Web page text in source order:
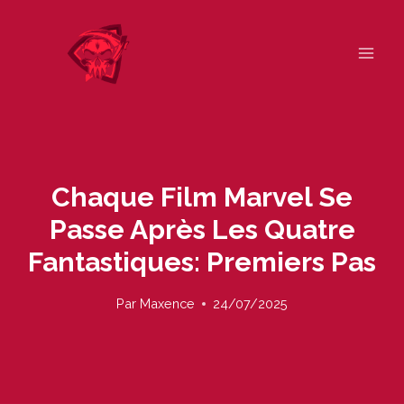
Chaque Film Marvel Se
Passe Après Les Quatre
Fantastiques: Premiers Pas
Par Maxence 24/07/2025